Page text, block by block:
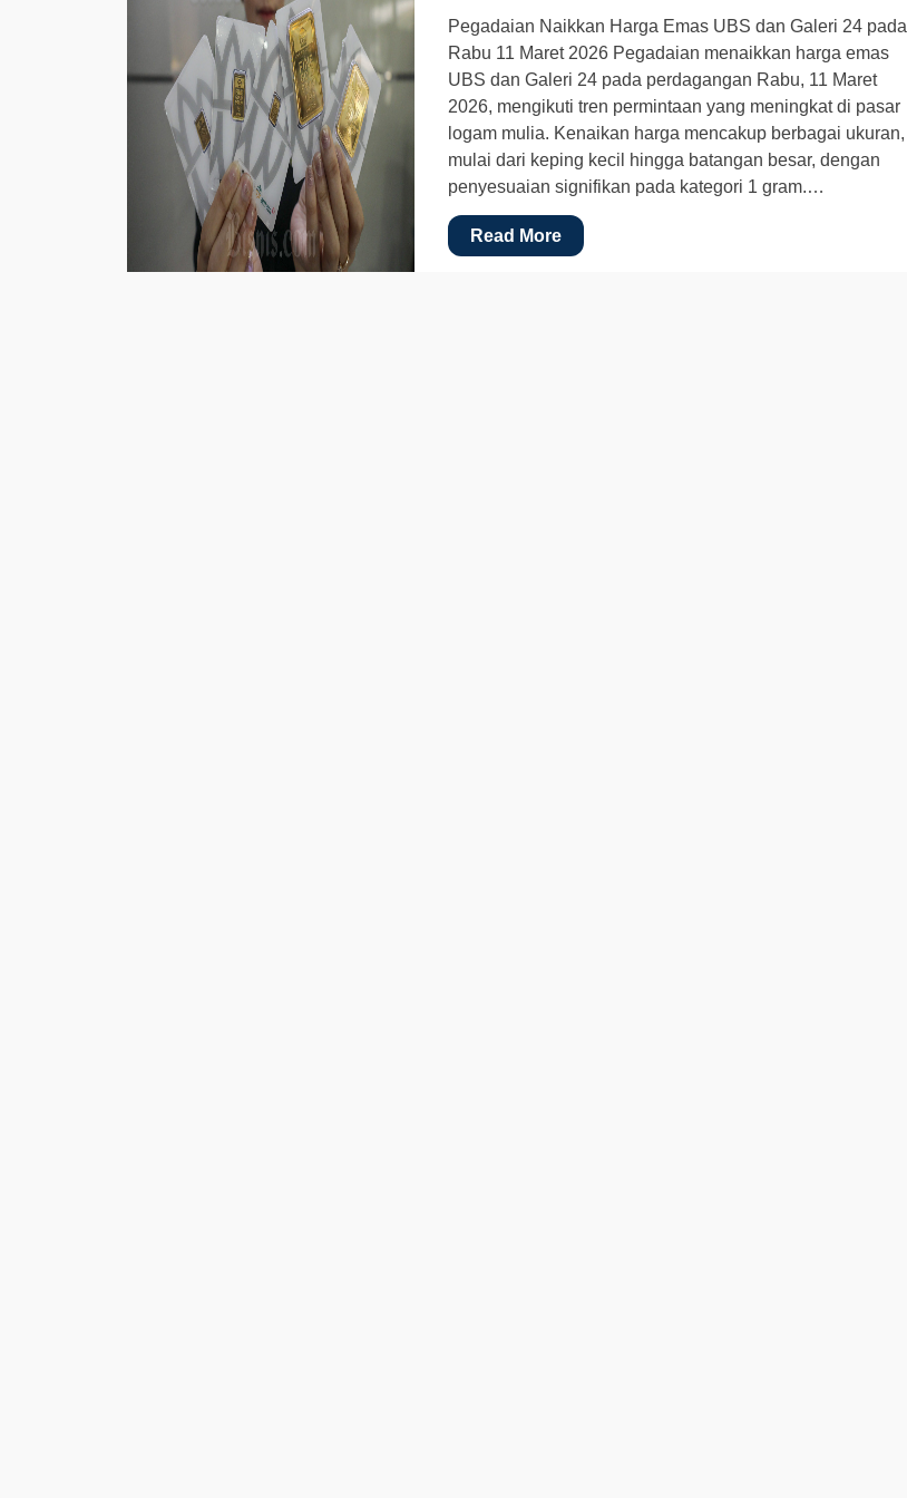
Pegadaian Naikkan Harga Emas UBS dan Galeri 24 pada
Rabu 11 Maret 2026 Pegadaian menaikkan harga emas
UBS dan Galeri 24 pada perdagangan Rabu, 11 Maret
2026, mengikuti tren permintaan yang meningkat di pasar
logam mulia. Kenaikan harga mencakup berbagai ukuran,
mulai dari keping kecil hingga batangan besar, dengan
penyesuaian signifikan pada kategori 1 gram.…
Read More